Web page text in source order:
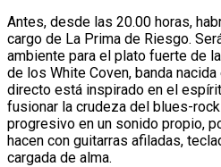
Antes, desde las 20.00 horas,
cargo de La Prima de Riesgo.
ambiente para el plato fuerte de
de los White Coven, banda
directo está inspirado en el
fusionar la crudeza del blues-
progresivo en un sonido propio,
hacen con guitarras afiladas,
cargada de alma.